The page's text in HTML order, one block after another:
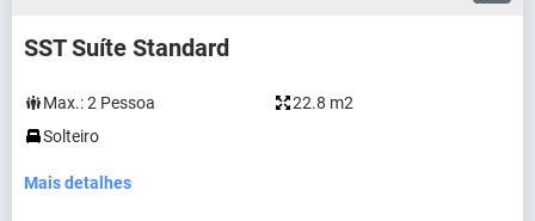
SST Suíte Standard
Max.:2 Pessoa
22.8 m2
Solteiro
Mais detalhes